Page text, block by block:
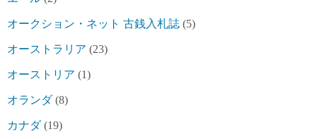
オークション・ネット 古銭入札誌 (5)
オーストラリア (23)
オーストリア (1)
オランダ(8)
カナダ(19)